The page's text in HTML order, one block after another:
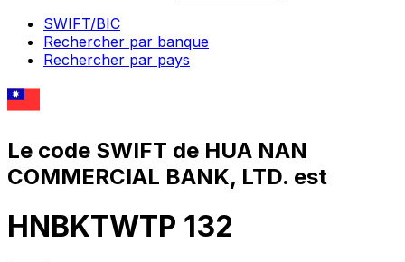
SWIFT/BIC
Rechercher par banque
Rechercher par pays
Le code SWIFT de HUA NAN
COMMERCIAL BANK, LTD. est
HNBKTWTP 132